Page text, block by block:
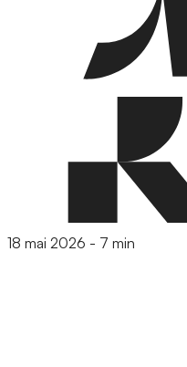
18 mai 2026 - 7 min